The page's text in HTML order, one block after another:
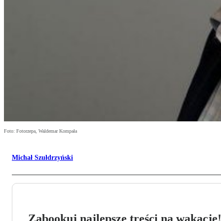
Foto: Fotorzepa, Waldemar Kompała
Michał Szułdrzyński